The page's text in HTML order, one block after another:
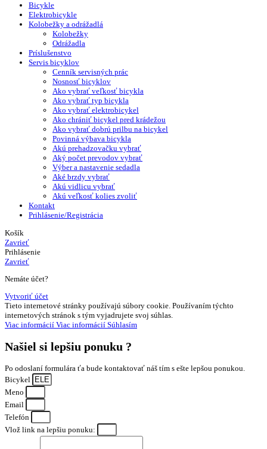
Bicykle
Elektrobicykle
Kolobežky a odrážadlá
Kolobežky
Odrážadla
Príslušenstvo
Servis bicyklov
Cenník servisných prác
Nosnosť bicyklov
Ako vybrať veľkosť bicykla
Ako vybrať typ bicykla
Ako vybrať elektrobicykel
Ako chrániť bicykel pred krádežou
Ako vybrať dobrú prilbu na bicykel
Povinná výbava bicykla
Akú prehadzovačku vybrať
Aký počet prevodov vybrať
Výber a nastavenie sedadla
Aké brzdy vybrať
Akú vidlicu vybrať
Akú veľkosť kolies zvoliť
Kontakt
Prihlásenie/Registrácia
Košík
Zavrieť
Prihlásenie
Zavrieť
Nemáte účet?
Vytvoriť účet
Tieto internetové stránky používajú súbory cookie. Používaním týchto
internetových stránok s tým vyjadrujete svoj súhlas.
Viac informácií Viac informácií Súhlasím
Našiel si lepšiu ponuku ?
Po odoslaní formulára ťa bude kontaktovať náš tím s ešte lepšou ponukou.
Bicykel
Meno
Email
Telefón
Vlož link na lepšiu ponuku: